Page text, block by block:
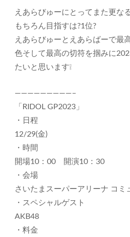
えあらびゅーにとってまた更な
もちろん目指すは?1位?
えあらびゅーとえあらばーで最
色そして最高の切符を掴みに
たいと思います❕
—————————–
「RIDOL GP2023」
・日程
12/29(金)
・時間
開場10：00 開演10：30
・会場
さいたまスーパーアリーナ コミ
・スペシャルゲスト
AKB48
・料金